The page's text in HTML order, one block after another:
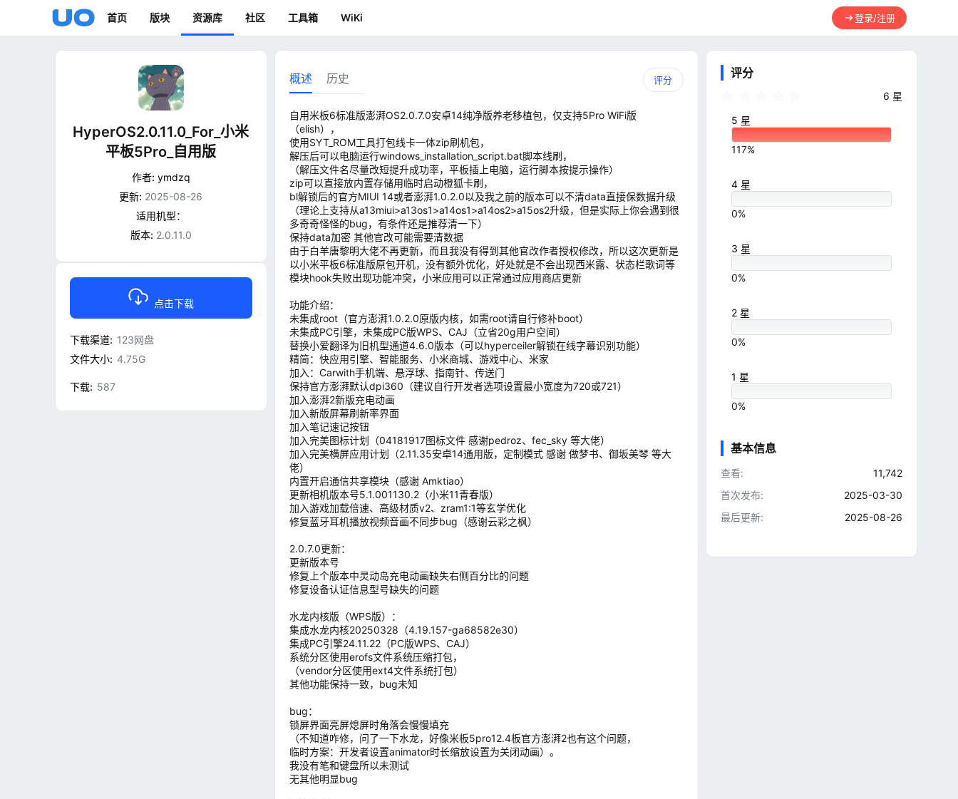
首页 版块 资源库 社区 工具箱 WiKi 登录/注册
HyperOS2.0.11.0_For_小米
平板5Pro_自用版
作者: ymdzq
更新: 2025-08-26
适用机型：
版本: 2.0.11.0
点击下载
下载渠道
123网盘
文件大小 4.75G
下载 587
概述 历史 评分
自用米板6标准版澎湃OS2.0.7.0安卓14纯净版养老移植包，仅支持5Pro WiFi版
（elish），
使用SYT_ROM工具打包线卡一体zip刷机包，
解压后可以电脑运行windows_installation_script.bat脚本线刷，
（解压文件名尽量改短提升成功率，平板插上电脑，运行脚本按提示操作）
zip可以直接放内置存储用临时启动橙狐卡刷，
bl解锁后的官方MIUI 14或者澎湃1.0.2.0以及我之前的版本可以不清data直接保数据升级
（理论上支持从a13miui>a13os1>a14os1>a14os2>a15os2升级，但是实际上你会遇到很
多奇奇怪怪的bug，有条件还是推荐清一下）
保持data加密 其他官改可能需要清数据
由于白羊唐黎明大佬不再更新，而且我没有得到其他官改作者授权修改，所以这次更新是
以小米平板6标准版原包开机，没有额外优化，好处就是不会出现西米露、状态栏歌词等
模块hook失败出现功能冲突，小米应用可以正常通过应用商店更新
功能介绍：
未集成root（官方澎湃1.0.2.0原版内核，如需root请自行修补boot）
未集成PC引擎，未集成PC版WPS、CAJ（立省20g用户空间）
替换小爱翻译为旧机型通道4.6.0版本（可以hyperceiler解锁在线字幕识别功能）
精简：快应用引擎、智能服务、小米商城、游戏中心、米家
加入：Carwith手机端、悬浮球、指南针、传送门
保持官方澎湃默认dpi360（建议自行开发者选项设置最小宽度为720或721）
加入澎湃2新版充电动画
加入新版屏幕刷新率界面
加入笔记速记按钮
加入完美图标计划（04181917图标文件 感谢pedroz、fec_sky 等大佬）
加入完美横屏应用计划（2.11.35安卓14通用版，定制模式 感谢 做梦书、御坂美琴 等大
佬）
内置开启通信共享模块（感谢 Amktiao）
更新相机版本号5.1.001130.2（小米11青春版）
加入游戏加载倍速、高级材质v2、zram1:1等玄学优化
修复蓝牙耳机播放视频音画不同步bug（感谢云彩之枫）
2.0.7.0更新：
更新版本号
修复上个版本中灵动岛充电动画缺失右侧百分比的问题
修复设备认证信息型号缺失的问题
水龙内核版（WPS版）：
集成水龙内核20250328（4.19.157-ga68582e30）
集成PC引擎24.11.22（PC版WPS、CAJ）
系统分区使用erofs文件系统压缩打包，
（vendor分区使用ext4文件系统打包）
其他功能保持一致，bug未知
bug：
锁屏界面亮屏熄屏时角落会慢慢填充
（不知道咋修，问了一下水龙，好像米板5pro12.4板官方澎湃2也有这个问题，
临时方案：开发者设置animator时长缩放设置为关闭动画）。
我没有笔和键盘所以未测试
无其他明显bug
评分
0
星
6 星
5 星
117%
4 星
0%
3 星
0%
2 星
0%
1 星
0%
基本信息
查看
11,742
首次发布
2025-03-30
最后更新
2025-08-26